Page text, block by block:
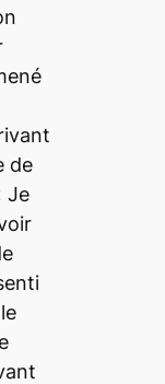
de
Je